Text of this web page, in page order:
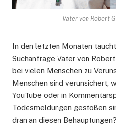
Vater von Robert
In den letzten Monaten
Suchanfrage Vater von
bei vielen Menschen zu
Menschen sind verunsichert,
YouTube oder in
Todesmeldungen gestoßen
dran an diesen